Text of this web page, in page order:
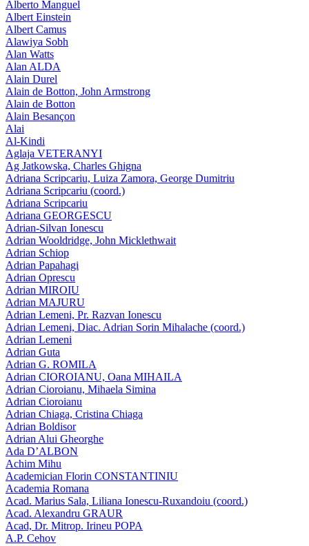
Alberto Manguel
Albert Einstein
Albert Camus
Alawiya Sobh
Alan Watts
Alan ALDA
Alain Durel
Alain de Botton, John Armstrong
Alain de Botton
Alain Besançon
Alai
Al-Kindi
Aglaja VETERANYI
Ag Jatkowska, Charles Ghigna
Adriana Scripcariu, Luiza Zamora, George Dumitriu
Adriana Scripcariu (coord.)
Adriana Scripcariu
Adriana GEORGESCU
Adrian-Silvan Ionescu
Adrian Wooldridge, John Micklethwait
Adrian Schiop
Adrian Papahagi
Adrian Oprescu
Adrian MIROIU
Adrian MAJURU
Adrian Lemeni, Pr. Razvan Ionescu
Adrian Lemeni, Diac. Adrian Sorin Mihalache (coord.)
Adrian Lemeni
Adrian Guta
Adrian G. ROMILA
Adrian CIOROIANU, Oana MIHAILA
Adrian Cioroianu, Mihaela Simina
Adrian Cioroianu
Adrian Chiaga, Cristina Chiaga
Adrian Boldisor
Adrian Alui Gheorghe
Ada D’ALBON
Achim Mihu
Academician Florin CONSTANTINIU
Academia Romana
Acad. Marius Sala, Liliana Ionescu-Ruxandoiu (coord.)
Acad. Alexandru GRAUR
Acad, Dr. Mitrop. Irineu POPA
A.P. Cehov